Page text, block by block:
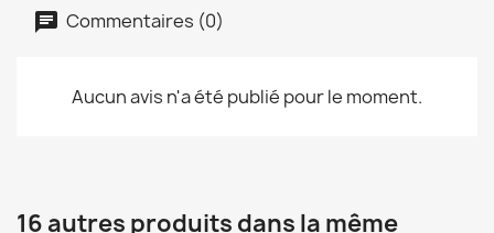
Commentaires (0)
Aucun avis n'a été publié pour le moment.
16 autres produits dans la même